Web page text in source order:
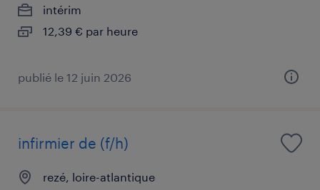
intérim
12,39 € par heure
publié le 12 juin 2026
infirmier de (f/h)
rezé, loire-atlantique